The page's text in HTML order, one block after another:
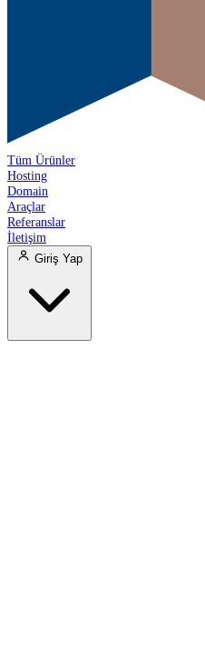
Tüm Ürünler
Hosting
Domain
Araçlar
Referanslar
İletişim
Giriş Yap